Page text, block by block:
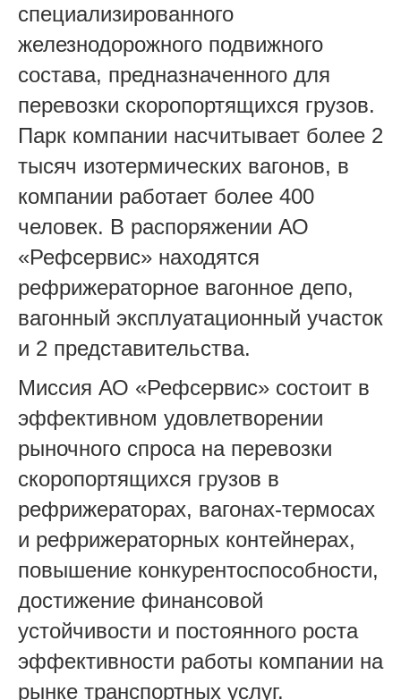
специализированного
железнодорожного подвижного
состава, предназначенного для
перевозки скоропортящихся грузов.
Парк компании насчитывает более 2
тысяч изотермических вагонов, в
компании работает более 400
человек. В распоряжении АО
«Рефсервис» находятся
рефрижераторное вагонное депо,
вагонный эксплуатационный участок
и 2 представительства.
Миссия АО «Рефсервис» состоит в
эффективном удовлетворении
рыночного спроса на перевозки
скоропортящихся грузов в
рефрижераторах, вагонах-термосах
и рефрижераторных контейнерах,
повышение конкурентоспособности,
достижение финансовой
устойчивости и постоянного роста
эффективности работы компании на
рынке транспортных услуг.